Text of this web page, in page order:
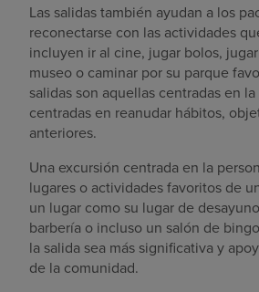
Las salidas también ayudan a los
reconectarse con las actividades
incluyen ir al cine, jugar bolos,
museo o caminar por su parque
salidas son aquellas centradas en
centradas en reanudar hábitos,
anteriores.
Una excursión centrada en la
lugares o actividades favoritos de
un lugar como su lugar de
barbería o incluso un salón de
la salida sea más significativa y
de la comunidad.